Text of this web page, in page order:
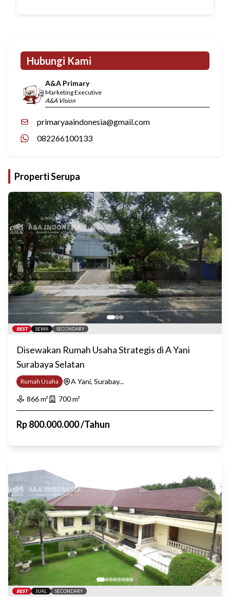
Hubungi Kami
A&A Primary
Marketing Executive
A&A Vision
primaryaaindonesia@gmail.com
082266100133
Properti Serupa
BEST SEWA SECONDARY
Disewakan Rumah Usaha Strategis di A Yani
Surabaya Selatan
Rumah Usaha
A Yani, Surabay...
866m² 700m²
Rp800.000.000/Tahun
BEST JUAL SECONDARY